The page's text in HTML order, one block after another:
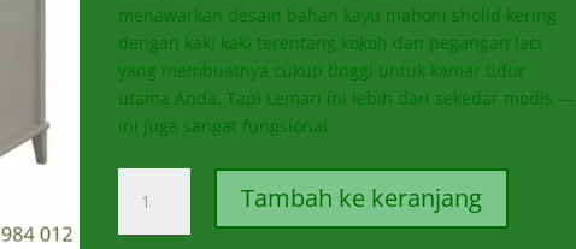
menawarkan desain bahan kayu mahoni sholid kering
dengan kaki kaki terentang kokoh dan pegangan laci
yang membuatnya cukup tinggi untuk kamar tidur
utama Anda. Tapi Lemari ini lebih dari sekedar modis —
ini juga sangat fungsional
Baby
Changing
Tambah ke keranjang